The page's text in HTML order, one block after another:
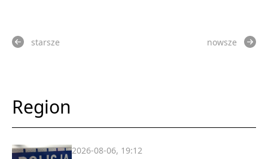
starsze nowsze
Region
2026-08-06, 19:12